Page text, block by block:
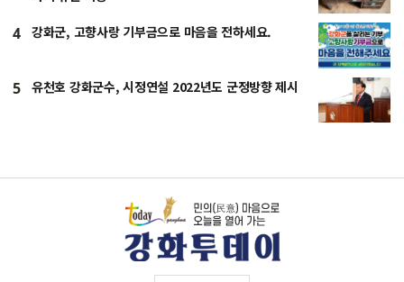
4 강화군, 고향사랑 기부금으로 마음을 전하세요.
5 유천호 강화군수, 시정연설 2022년도 군정방향 제시